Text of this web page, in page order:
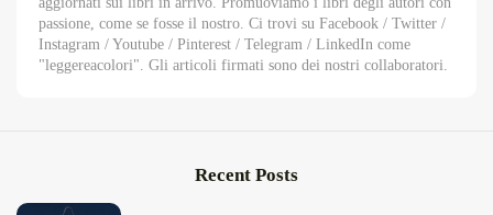
passione, come se fosse il nostro. Ci trovi su Facebook / Twitter /
Instagram / Youtube / Pinterest / Telegram / LinkedIn come
"leggereacolori". Gli articoli firmati sono dei nostri collaboratori.
Recent Posts